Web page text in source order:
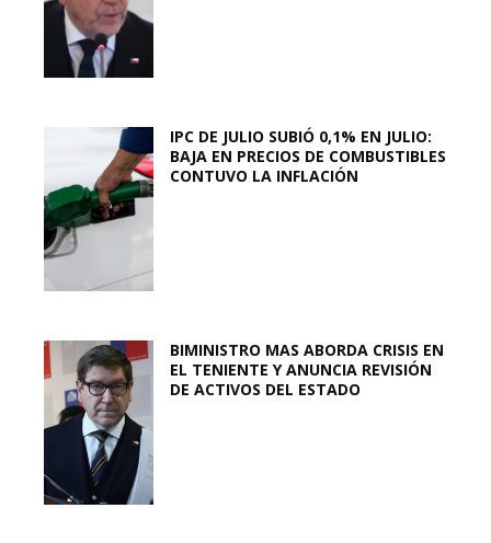
IPC DE JULIO SUBIÓ 0,1% EN JULIO:
BAJA EN PRECIOS DE COMBUSTIBLES
CONTUVO LA INFLACIÓN
BIMINISTRO MAS ABORDA CRISIS EN
EL TENIENTE Y ANUNCIA REVISIÓN
DE ACTIVOS DEL ESTADO